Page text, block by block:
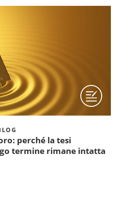
perché la tesi
termine rimane intatta